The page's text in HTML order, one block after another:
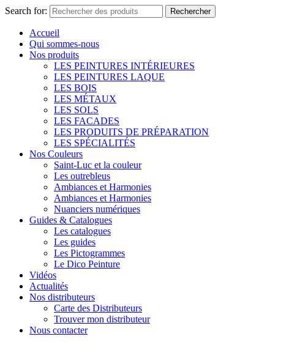
Search for: Rechercher
Accueil
Qui sommes-nous
Nos produits
LES PEINTURES INTÉRIEURES
LES PEINTURES LAQUE
LES BOIS
LES MÉTAUX
LES SOLS
LES FACADES
LES PRODUITS DE PRÉPARATION
LES SPÉCIALITÉS
Nos Couleurs
Saint-Luc et la couleur
Les outrebleus
Ambiances et Harmonies
Ambiances et Harmonies
Nuanciers numériques
Guides & Catalogues
Les catalogues
Les guides
Les Pictogrammes
Le Dico Peinture
Vidéos
Actualités
Nos distributeurs
Carte des Distributeurs
Trouver mon distributeur
Nous contacter